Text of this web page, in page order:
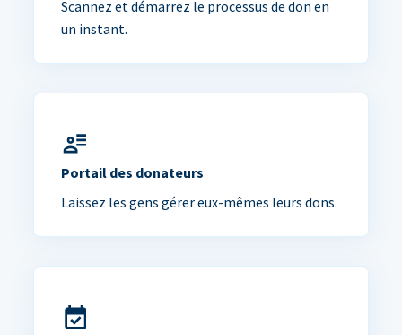
Scannez et démarrez le processus de don en
un instant.
Portail des donateurs
Laissez les gens gérer eux-mêmes leurs dons.